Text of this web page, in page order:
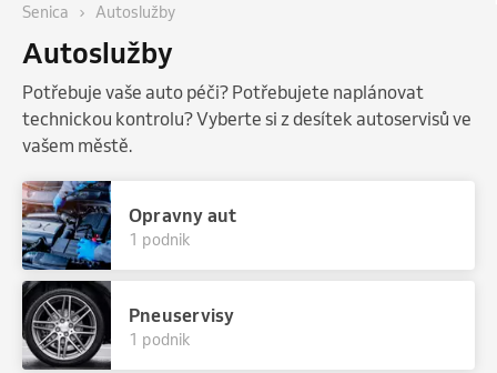
Senica Autoslužby
Autoslužby
Potřebuje vaše auto péči? Potřebujete naplánovat
technickou kontrolu? Vyberte si z desítek autoservisů ve
vašem městě.
Opravny aut
1 podnik
Pneuservisy
1 podnik